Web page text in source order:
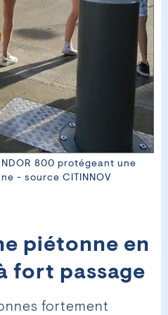
800 protégeant une
- source CITINNOV
piétonne en
fort passage
fortement